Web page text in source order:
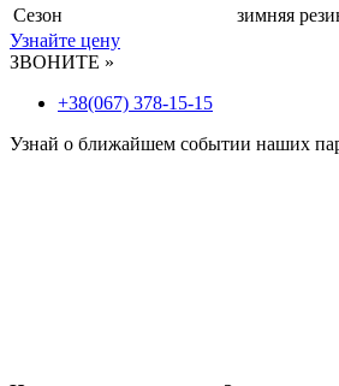
Сезон
зимняя
Узнайте цену
ЗВОНИТЕ »
+38(067) 378-15-15
Узнай о ближайшем событии наших